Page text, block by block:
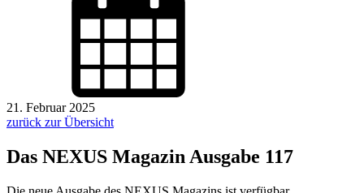
21. Februar 2025
zurück zur Übersicht
Das NEXUS Magazin Ausgabe 117